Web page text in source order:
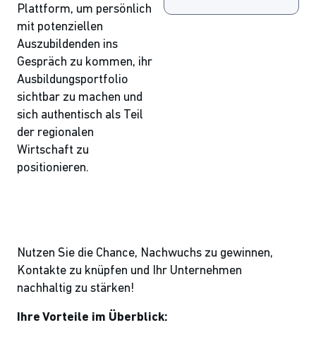
Plattform, um persönlich
mit potenziellen
Auszubildenden ins
Gespräch zu kommen, ihr
Ausbildungsportfolio
sichtbar zu machen und
sich authentisch als Teil
der regionalen
Wirtschaft zu
positionieren.
Nutzen Sie die Chance, Nachwuchs zu gewinnen,
Kontakte zu knüpfen und Ihr Unternehmen
nachhaltig zu stärken!
Ihre Vorteile im Überblick: